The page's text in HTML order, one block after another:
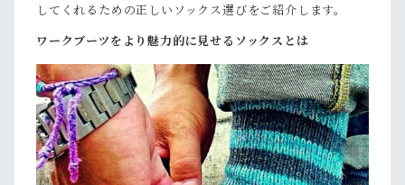
してくれるための正しいソックス選びをご紹介します。
ワークブーツをより魅力的に見せるソックスとは